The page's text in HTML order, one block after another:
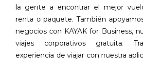
la gente a encontrar el mejor
renta o paquete. También
negocios con KAYAK for Business,
viajes corporativos gratuita.
experiencia de viajar con nuestra